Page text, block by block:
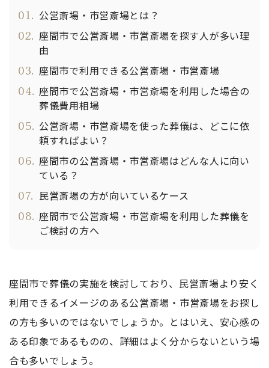
01. 公営斎場・市営斎場とは？
02. 座間市で公営斎場・市営斎場を探す人が多い理
由
03. 座間市で利用できる公営斎場・市営斎場
04. 座間市で公営斎場・市営斎場を利用した場合の
葬儀費用相場
05. 公営斎場・市営斎場を使った葬儀は、どこに依
頼すればよい？
06. 座間市の公営斎場・市営斎場はどんな人に向い
ている？
07. 民営斎場の方が向いているケース
08. 座間市で公営斎場・市営斎場を利用した葬儀を
ご検討の方へ
座間市で葬儀の実施を検討しており、民営斎場より安く
利用できるイメージのある公営斎場・市営斎場をお探し
の方も多いのではないでしょうか。とはいえ、安心感の
ある印象であるものの、詳細はよく分からないという場
合も多いでしょう。